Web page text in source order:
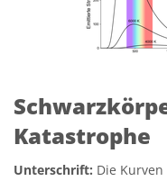
Katastrophe
Unterschrift: Die